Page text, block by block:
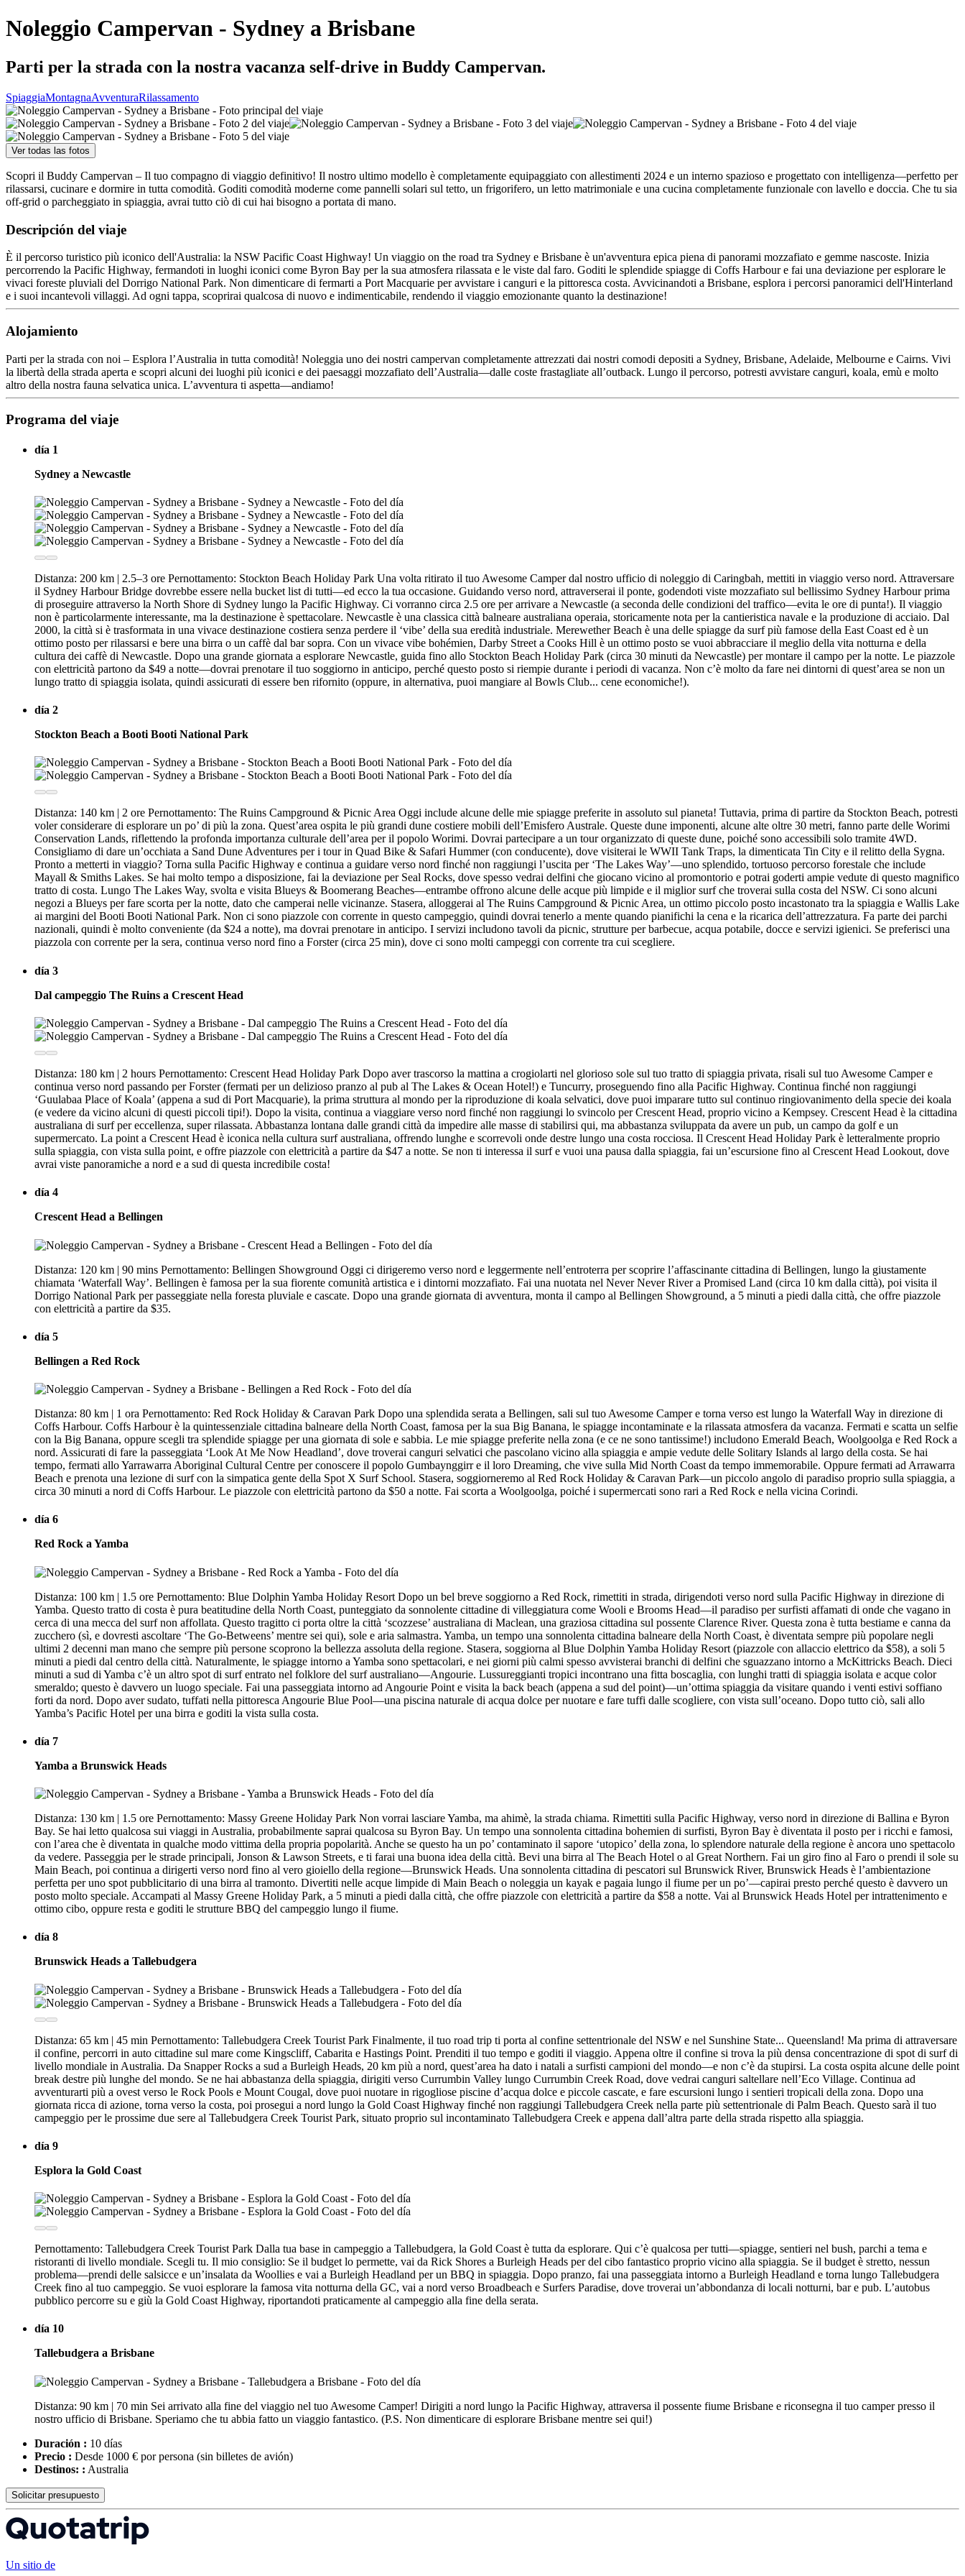
Noleggio Campervan - Sydney a Brisbane
Parti per la strada con la nostra vacanza self-drive in Buddy Campervan.
SpiaggiaMontagnaAvventuraRilassamento
Ver todas las fotos
Scopri il Buddy Campervan – Il tuo compagno di viaggio definitivo! Il nostro ultimo modello è completamente equipaggiato con allestimenti 2024 e un interno spazioso e progettato con intelligenza—perfetto per
rilassarsi, cucinare e dormire in tutta comodità. Goditi comodità moderne come pannelli solari sul tetto, un frigorifero, un letto matrimoniale e una cucina completamente funzionale con lavello e doccia. Che tu sia
off-grid o parcheggiato in spiaggia, avrai tutto ciò di cui hai bisogno a portata di mano.
Descripción del viaje
È il percorso turistico più iconico dell'Australia: la NSW Pacific Coast Highway! Un viaggio on the road tra Sydney e Brisbane è un'avventura epica piena di panorami mozzafiato e gemme nascoste. Inizia
percorrendo la Pacific Highway, fermandoti in luoghi iconici come Byron Bay per la sua atmosfera rilassata e le viste dal faro. Goditi le splendide spiagge di Coffs Harbour e fai una deviazione per esplorare le
vivaci foreste pluviali del Dorrigo National Park. Non dimenticare di fermarti a Port Macquarie per avvistare i canguri e la pittoresca costa. Avvicinandoti a Brisbane, esplora i percorsi panoramici dell'Hinterland
e i suoi incantevoli villaggi. Ad ogni tappa, scoprirai qualcosa di nuovo e indimenticabile, rendendo il viaggio emozionante quanto la destinazione!
Alojamiento
Parti per la strada con noi – Esplora l’Australia in tutta comodità! Noleggia uno dei nostri campervan completamente attrezzati dai nostri comodi depositi a Sydney, Brisbane, Adelaide, Melbourne e Cairns. Vivi
la libertà della strada aperta e scopri alcuni dei luoghi più iconici e dei paesaggi mozzafiato dell’Australia—dalle coste frastagliate all’outback. Lungo il percorso, potresti avvistare canguri, koala, emù e molto
altro della nostra fauna selvatica unica. L’avventura ti aspetta—andiamo!
Programa del viaje
día 1
Sydney a Newcastle
Distanza: 200 km | 2.5–3 ore Pernottamento: Stockton Beach Holiday Park Una volta ritirato il tuo Awesome Camper dal nostro ufficio di noleggio di Caringbah, mettiti in viaggio verso nord. Attraversare
il Sydney Harbour Bridge dovrebbe essere nella bucket list di tutti—ed ecco la tua occasione. Guidando verso nord, attraverserai il ponte, godendoti viste mozzafiato sul bellissimo Sydney Harbour prima
di proseguire attraverso la North Shore di Sydney lungo la Pacific Highway. Ci vorranno circa 2.5 ore per arrivare a Newcastle (a seconda delle condizioni del traffico—evita le ore di punta!). Il viaggio
non è particolarmente interessante, ma la destinazione è spettacolare. Newcastle è una classica città balneare australiana operaia, storicamente nota per la cantieristica navale e la produzione di acciaio. Dal
2000, la città si è trasformata in una vivace destinazione costiera senza perdere il ‘vibe’ della sua eredità industriale. Merewether Beach è una delle spiagge da surf più famose della East Coast ed è un
ottimo posto per rilassarsi e bere una birra o un caffè dal bar sopra. Con un vivace vibe bohémien, Darby Street a Cooks Hill è un ottimo posto se vuoi abbracciare il meglio della vita notturna e della
cultura dei caffè di Newcastle. Dopo una grande giornata a esplorare Newcastle, guida fino allo Stockton Beach Holiday Park (circa 30 minuti da Newcastle) per montare il campo per la notte. Le piazzole
con elettricità partono da $49 a notte—dovrai prenotare il tuo soggiorno in anticipo, perché questo posto si riempie durante i periodi di vacanza. Non c’è molto da fare nei dintorni di quest’area se non un
lungo tratto di spiaggia isolata, quindi assicurati di essere ben rifornito (oppure, in alternativa, puoi mangiare al Bowls Club... cene economiche!).
día 2
Stockton Beach a Booti Booti National Park
Distanza: 140 km | 2 ore Pernottamento: The Ruins Campground & Picnic Area Oggi include alcune delle mie spiagge preferite in assoluto sul pianeta! Tuttavia, prima di partire da Stockton Beach, potresti
voler considerare di esplorare un po’ di più la zona. Quest’area ospita le più grandi dune costiere mobili dell’Emisfero Australe. Queste dune imponenti, alcune alte oltre 30 metri, fanno parte delle Worimi
Conservation Lands, riflettendo la profonda importanza culturale dell’area per il popolo Worimi. Dovrai partecipare a un tour organizzato di queste dune, poiché sono accessibili solo tramite 4WD.
Consigliamo di dare un’occhiata a Sand Dune Adventures per i tour in Quad Bike & Safari Hummer (con conducente), dove visiterai le WWII Tank Traps, la dimenticata Tin City e il relitto della Sygna.
Pronto a metterti in viaggio? Torna sulla Pacific Highway e continua a guidare verso nord finché non raggiungi l’uscita per ‘The Lakes Way’—uno splendido, tortuoso percorso forestale che include
Mayall & Smiths Lakes. Se hai molto tempo a disposizione, fai la deviazione per Seal Rocks, dove spesso vedrai delfini che giocano vicino al promontorio e potrai goderti ampie vedute di questo magnifico
tratto di costa. Lungo The Lakes Way, svolta e visita Blueys & Boomerang Beaches—entrambe offrono alcune delle acque più limpide e il miglior surf che troverai sulla costa del NSW. Ci sono alcuni
negozi a Blueys per fare scorta per la notte, dato che camperai nelle vicinanze. Stasera, alloggerai al The Ruins Campground & Picnic Area, un ottimo piccolo posto incastonato tra la spiaggia e Wallis Lake
ai margini del Booti Booti National Park. Non ci sono piazzole con corrente in questo campeggio, quindi dovrai tenerlo a mente quando pianifichi la cena e la ricarica dell’attrezzatura. Fa parte dei parchi
nazionali, quindi è molto conveniente (da $24 a notte), ma dovrai prenotare in anticipo. I servizi includono tavoli da picnic, strutture per barbecue, acqua potabile, docce e servizi igienici. Se preferisci una
piazzola con corrente per la sera, continua verso nord fino a Forster (circa 25 min), dove ci sono molti campeggi con corrente tra cui scegliere.
día 3
Dal campeggio The Ruins a Crescent Head
Distanza: 180 km | 2 hours Pernottamento: Crescent Head Holiday Park Dopo aver trascorso la mattina a crogiolarti nel glorioso sole sul tuo tratto di spiaggia privata, risali sul tuo Awesome Camper e
continua verso nord passando per Forster (fermati per un delizioso pranzo al pub al The Lakes & Ocean Hotel!) e Tuncurry, proseguendo fino alla Pacific Highway. Continua finché non raggiungi
‘Guulabaa Place of Koala’ (appena a sud di Port Macquarie), la prima struttura al mondo per la riproduzione di koala selvatici, dove puoi imparare tutto sul continuo ringiovanimento della specie dei koala
(e vedere da vicino alcuni di questi piccoli tipi!). Dopo la visita, continua a viaggiare verso nord finché non raggiungi lo svincolo per Crescent Head, proprio vicino a Kempsey. Crescent Head è la cittadina
australiana di surf per eccellenza, super rilassata. Abbastanza lontana dalle grandi città da impedire alle masse di stabilirsi qui, ma abbastanza sviluppata da avere un pub, un campo da golf e un
supermercato. La point a Crescent Head è iconica nella cultura surf australiana, offrendo lunghe e scorrevoli onde destre lungo una costa rocciosa. Il Crescent Head Holiday Park è letteralmente proprio
sulla spiaggia, con vista sulla point, e offre piazzole con elettricità a partire da $47 a notte. Se non ti interessa il surf e vuoi una pausa dalla spiaggia, fai un’escursione fino al Crescent Head Lookout, dove
avrai viste panoramiche a nord e a sud di questa incredibile costa!
día 4
Crescent Head a Bellingen
Distanza: 120 km | 90 mins Pernottamento: Bellingen Showground Oggi ci dirigeremo verso nord e leggermente nell’entroterra per scoprire l’affascinante cittadina di Bellingen, lungo la giustamente
chiamata ‘Waterfall Way’. Bellingen è famosa per la sua fiorente comunità artistica e i dintorni mozzafiato. Fai una nuotata nel Never Never River a Promised Land (circa 10 km dalla città), poi visita il
Dorrigo National Park per passeggiate nella foresta pluviale e cascate. Dopo una grande giornata di avventura, monta il campo al Bellingen Showground, a 5 minuti a piedi dalla città, che offre piazzole
con elettricità a partire da $35.
día 5
Bellingen a Red Rock
Distanza: 80 km | 1 ora Pernottamento: Red Rock Holiday & Caravan Park Dopo una splendida serata a Bellingen, sali sul tuo Awesome Camper e torna verso est lungo la Waterfall Way in direzione di
Coffs Harbour. Coffs Harbour è la quintessenziale cittadina balneare della North Coast, famosa per la sua Big Banana, le spiagge incontaminate e la rilassata atmosfera da vacanza. Fermati e scatta un selfie
con la Big Banana, oppure scegli tra splendide spiagge per una giornata di sole e sabbia. Le mie spiagge preferite nella zona (e ce ne sono tantissime!) includono Emerald Beach, Woolgoolga e Red Rock a
nord. Assicurati di fare la passeggiata ‘Look At Me Now Headland’, dove troverai canguri selvatici che pascolano vicino alla spiaggia e ampie vedute delle Solitary Islands al largo della costa. Se hai
tempo, fermati allo Yarrawarra Aboriginal Cultural Centre per conoscere il popolo Gumbaynggirr e il loro Dreaming, che vive sulla Mid North Coast da tempo immemorabile. Oppure fermati ad Arrawarra
Beach e prenota una lezione di surf con la simpatica gente della Spot X Surf School. Stasera, soggiorneremo al Red Rock Holiday & Caravan Park—un piccolo angolo di paradiso proprio sulla spiaggia, a
circa 30 minuti a nord di Coffs Harbour. Le piazzole con elettricità partono da $50 a notte. Fai scorta a Woolgoolga, poiché i supermercati sono rari a Red Rock e nella vicina Corindi.
día 6
Red Rock a Yamba
Distanza: 100 km | 1.5 ore Pernottamento: Blue Dolphin Yamba Holiday Resort Dopo un bel breve soggiorno a Red Rock, rimettiti in strada, dirigendoti verso nord sulla Pacific Highway in direzione di
Yamba. Questo tratto di costa è pura beatitudine della North Coast, punteggiato da sonnolente cittadine di villeggiatura come Wooli e Brooms Head—il paradiso per surfisti affamati di onde che vagano in
cerca di una mecca del surf non affollata. Questo tragitto ci porta oltre la città ‘scozzese’ australiana di Maclean, una graziosa cittadina sul possente Clarence River. Questa zona è tutta bestiame e canna da
zucchero (sì, e dovresti ascoltare ‘The Go-Betweens’ mentre sei qui), sole e aria salmastra. Yamba, un tempo una sonnolenta cittadina balneare della North Coast, è diventata sempre più popolare negli
ultimi 2 decenni man mano che sempre più persone scoprono la bellezza assoluta della regione. Stasera, soggiorna al Blue Dolphin Yamba Holiday Resort (piazzole con allaccio elettrico da $58), a soli 5
minuti a piedi dal centro della città. Naturalmente, le spiagge intorno a Yamba sono spettacolari, e nei giorni più calmi spesso avvisterai branchi di delfini che sguazzano intorno a McKittricks Beach. Dieci
minuti a sud di Yamba c’è un altro spot di surf entrato nel folklore del surf australiano—Angourie. Lussureggianti tropici incontrano una fitta boscaglia, con lunghi tratti di spiaggia isolata e acque color
smeraldo; questo è davvero un luogo speciale. Fai una passeggiata intorno ad Angourie Point e visita la back beach (appena a sud del point)—un’ottima spiaggia da visitare quando i venti estivi soffiano
forti da nord. Dopo aver sudato, tuffati nella pittoresca Angourie Blue Pool—una piscina naturale di acqua dolce per nuotare e fare tuffi dalle scogliere, con vista sull’oceano. Dopo tutto ciò, sali allo
Yamba’s Pacific Hotel per una birra e goditi la vista sulla costa.
día 7
Yamba a Brunswick Heads
Distanza: 130 km | 1.5 ore Pernottamento: Massy Greene Holiday Park Non vorrai lasciare Yamba, ma ahimè, la strada chiama. Rimettiti sulla Pacific Highway, verso nord in direzione di Ballina e Byron
Bay. Se hai letto qualcosa sui viaggi in Australia, probabilmente saprai qualcosa su Byron Bay. Un tempo una sonnolenta cittadina bohemien di surfisti, Byron Bay è diventata il posto per i ricchi e famosi,
con l’area che è diventata in qualche modo vittima della propria popolarità. Anche se questo ha un po’ contaminato il sapore ‘utopico’ della zona, lo splendore naturale della regione è ancora uno spettacolo
da vedere. Passeggia per le strade principali, Jonson & Lawson Streets, e ti farai una buona idea della città. Bevi una birra al The Beach Hotel o al Great Northern. Fai un giro fino al Faro o prendi il sole su
Main Beach, poi continua a dirigerti verso nord fino al vero gioiello della regione—Brunswick Heads. Una sonnolenta cittadina di pescatori sul Brunswick River, Brunswick Heads è l’ambientazione
perfetta per uno spot pubblicitario di una birra al tramonto. Divertiti nelle acque limpide di Main Beach o noleggia un kayak e pagaia lungo il fiume per un po’—capirai presto perché questo è davvero un
posto molto speciale. Accampati al Massy Greene Holiday Park, a 5 minuti a piedi dalla città, che offre piazzole con elettricità a partire da $58 a notte. Vai al Brunswick Heads Hotel per intrattenimento e
ottimo cibo, oppure resta e goditi le strutture BBQ del campeggio lungo il fiume.
día 8
Brunswick Heads a Tallebudgera
Distanza: 65 km | 45 min Pernottamento: Tallebudgera Creek Tourist Park Finalmente, il tuo road trip ti porta al confine settentrionale del NSW e nel Sunshine State... Queensland! Ma prima di attraversare
il confine, percorri in auto cittadine sul mare come Kingscliff, Cabarita e Hastings Point. Prenditi il tuo tempo e goditi il viaggio. Appena oltre il confine si trova la più densa concentrazione di spot di surf di
livello mondiale in Australia. Da Snapper Rocks a sud a Burleigh Heads, 20 km più a nord, quest’area ha dato i natali a surfisti campioni del mondo—e non c’è da stupirsi. La costa ospita alcune delle point
break destre più lunghe del mondo. Se ne hai abbastanza della spiaggia, dirigiti verso Currumbin Valley lungo Currumbin Creek Road, dove vedrai canguri saltellare nell’Eco Village. Continua ad
avventurarti più a ovest verso le Rock Pools e Mount Cougal, dove puoi nuotare in rigogliose piscine d’acqua dolce e piccole cascate, e fare escursioni lungo i sentieri tropicali della zona. Dopo una
giornata ricca di azione, torna verso la costa, poi prosegui a nord lungo la Gold Coast Highway finché non raggiungi Tallebudgera Creek nella parte più settentrionale di Palm Beach. Questo sarà il tuo
campeggio per le prossime due sere al Tallebudgera Creek Tourist Park, situato proprio sul incontaminato Tallebudgera Creek e appena dall’altra parte della strada rispetto alla spiaggia.
día 9
Esplora la Gold Coast
Pernottamento: Tallebudgera Creek Tourist Park Dalla tua base in campeggio a Tallebudgera, la Gold Coast è tutta da esplorare. Qui c’è qualcosa per tutti—spiagge, sentieri nel bush, parchi a tema e
ristoranti di livello mondiale. Scegli tu. Il mio consiglio: Se il budget lo permette, vai da Rick Shores a Burleigh Heads per del cibo fantastico proprio vicino alla spiaggia. Se il budget è stretto, nessun
problema—prendi delle salsicce e un’insalata da Woollies e vai a Burleigh Headland per un BBQ in spiaggia. Dopo pranzo, fai una passeggiata intorno a Burleigh Headland e torna lungo Tallebudgera
Creek fino al tuo campeggio. Se vuoi esplorare la famosa vita notturna della GC, vai a nord verso Broadbeach e Surfers Paradise, dove troverai un’abbondanza di locali notturni, bar e pub. L’autobus
pubblico percorre su e giù la Gold Coast Highway, riportandoti praticamente al campeggio alla fine della serata.
día 10
Tallebudgera a Brisbane
Distanza: 90 km | 70 min Sei arrivato alla fine del viaggio nel tuo Awesome Camper! Dirigiti a nord lungo la Pacific Highway, attraversa il possente fiume Brisbane e riconsegna il tuo camper presso il
nostro ufficio di Brisbane. Speriamo che tu abbia fatto un viaggio fantastico. (P.S. Non dimenticare di esplorare Brisbane mentre sei qui!)
Duración : 10 días
Precio : Desde 1000 € por persona (sin billetes de avión)
Destinos: : Australia
Solicitar presupuesto
Un sitio de